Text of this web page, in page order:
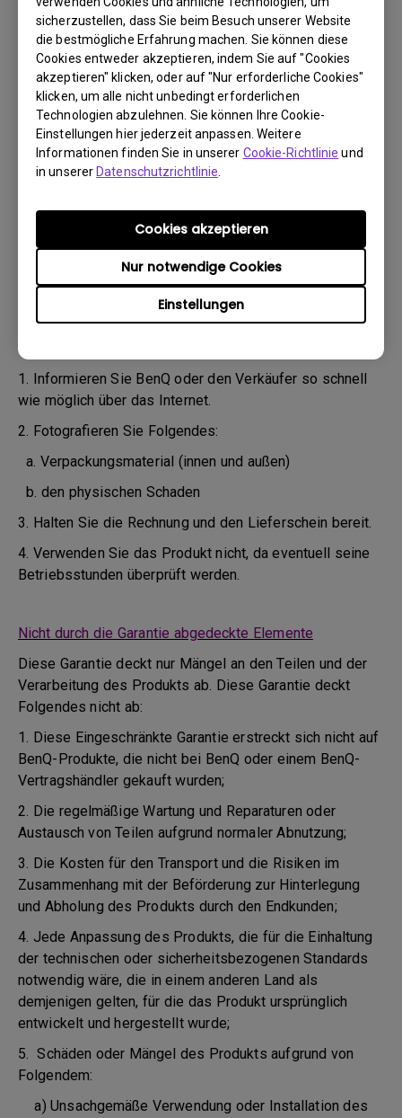
sicherzustellen, dass Sie beim Besuch unserer Website
die bestmögliche Erfahrung machen. Sie können diese
Cookies entweder akzeptieren, indem Sie auf "Cookies
akzeptieren" klicken, oder auf "Nur erforderliche Cookies"
klicken, um alle nicht unbedingt erforderlichen
Technologien abzulehnen. Sie können Ihre Cookie-
Einstellungen hier jederzeit anpassen. Weitere
Informationen finden Sie in unserer Cookie-Richtlinie und
in unserer Datenschutzrichtlinie
Einstellungen
Nur notwendige Cookies
Cookies akzeptieren
(„BenQ-Team“) wird Sie daraufhin per E-Mail
kontaktieren.
- Das BenQ-Team wird Ihnen zunächst Schritte zur
Fehlerbehebung nennen, um Ihnen zu helfen oder den
Defekt zu bestätigen.
- Sobald der Defekt durch den Agenten, der für Ihren Fall
zuständig ist, bestätigt wurde, wird eine RMA-Nummer
für Ihr Produkt ausgestellt.
Ihnen nicht von BenQ ein anderer BenQ Autorisierter
Dienstanbieter genannt wurde. Falls Ihr Produkt Ihnen
mit einem physischen Schaden geliefert wurde, bitten
wir Sie, folgende Informationen bereitzuhalten.
- Dadurch können wir besser herausfinden, ob der
Schaden während des Transports oder bereits davor
entstanden ist.
1. Informieren Sie BenQ oder den Verkäufer so schnell
wie möglich über das Internet.
2. Fotografieren Sie Folgendes:
a. Verpackungsmaterial (innen und außen)
b. den physischen Schaden
3. Halten Sie die Rechnung und den Lieferschein bereit.
4. Verwenden Sie das Produkt nicht, da eventuell seine
Betriebsstunden überprüft werden.
Nicht durch die Garantie abgedeckte Elemente
Diese Garantie deckt nur Mängel an den Teilen und der
Verarbeitung des Produkts ab. Diese Garantie deckt
Folgendes nicht ab:
1. Diese Eingeschränkte Garantie erstreckt sich nicht auf
BenQ-Produkte, die nicht bei BenQ oder einem BenQ-
Vertragshändler gekauft wurden;
2. Die regelmäßige Wartung und Reparaturen oder
Austausch von Teilen aufgrund normaler Abnutzung;
3. Die Kosten für den Transport und die Risiken im
Zusammenhang mit der Beförderung zur Hinterlegung
und Abholung des Produkts durch den Endkunden;
4. Jede Anpassung des Produkts, die für die Einhaltung
der technischen oder sicherheitsbezogenen Standards
notwendig wäre, die in einem anderen Land als
demjenigen gelten, für die das Produkt ursprünglich
entwickelt und hergestellt wurde;
5. Schäden oder Mängel des Produkts aufgrund von
Folgendem:
a) Unsachgemäße Verwendung oder Installation des